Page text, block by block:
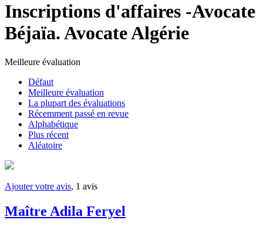
Inscriptions d'affaires -Avocate
Béjaïa. Avocate Algérie
Meilleure évaluation
Défaut
Meilleure évaluation
La plupart des évaluations
Récemment passé en revue
Alphabétique
Plus récent
Aléatoire
Ajouter votre avis, 1 avis
Maître Adila Feryel